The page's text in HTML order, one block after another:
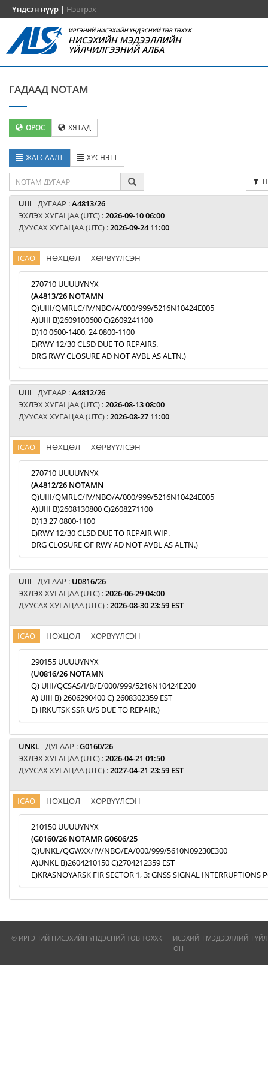
Үндсэн нүүр | Нэвтрэх
ИРГЭНИЙ НИСЭХИЙН ҮНДЭСНИЙ ТӨВ ТӨХХК
НИСЭХИЙН МЭДЭЭЛЛИЙН
ҮЙЛЧИЛГЭЭНИЙ АЛБА
ГАДААД NOTAM
ОРОС ХЯТАД
ЖАГСААЛТ ХҮСНЭГТ
UIII ДУГААР :A4813/26
ЭХЛЭХ ХУГАЦАА (UTC) :2026-09-10 06:00
ДУУСАХ ХУГАЦАА (UTC) :2026-09-24 11:00
ICAO НӨХЦӨЛ ХӨРВҮҮЛСЭН
270710 UUUUYNYX
(A4813/26 NOTAMN
Q)UIII/QMRLC/IV/NBO/A/000/999/5216N10424E005
A)UIII B)2609100600 C)2609241100
D)10 0600-1400, 24 0800-1100
E)RWY 12/30 CLSD DUE TO REPAIRS.
DRG RWY CLOSURE AD NOT AVBL AS ALTN.)
UIII ДУГААР :A4812/26
ЭХЛЭХ ХУГАЦАА (UTC) :2026-08-13 08:00
ДУУСАХ ХУГАЦАА (UTC) :2026-08-27 11:00
ICAO НӨХЦӨЛ ХӨРВҮҮЛСЭН
270710 UUUUYNYX
(A4812/26 NOTAMN
Q)UIII/QMRLC/IV/NBO/A/000/999/5216N10424E005
A)UIII B)2608130800 C)2608271100
D)13 27 0800-1100
E)RWY 12/30 CLSD DUE TO REPAIR WIP.
DRG CLOSURE OF RWY AD NOT AVBL AS ALTN.)
UIII ДУГААР : U0816/26
ЭХЛЭХ ХУГАЦАА (UTC) :2026-06-29 04:00
ДУУСАХ ХУГАЦАА (UTC) :2026-08-30 23:59 EST
ICAO НӨХЦӨЛ ХӨРВҮҮЛСЭН
290155 UUUUYNYX
(U0816/26 NOTAMN
Q) UIII/QCSAS/I/B/E/000/999/5216N10424E200
A) UIII B) 2606290400 C) 2608302359 EST
E) IRKUTSK SSR U/S DUE TO REPAIR.)
UNKL ДУГААР :G0160/26
ЭХЛЭХ ХУГАЦАА (UTC) :2026-04-21 01:50
ДУУСАХ ХУГАЦАА (UTC) :2027-04-21 23:59 EST
ICAO НӨХЦӨЛ ХӨРВҮҮЛСЭН
210150 UUUUYNYX
(G0160/26 NOTAMR G0606/25
Q)UNKL/QGWXX/IV/NBO/EA/000/999/5610N09230E300
A)UNKL B)2604210150 C)2704212359 EST
E)KRASNOYARSK FIR SECTOR 1, 3: GNSS SIGNAL INTERRUPTIONS
© ИРГЭНИЙ НИСЭХИЙН ҮНДЭСНИЙ ТӨВ ТӨХХК - НИСЭХИЙН МЭДЭЭЛЛИЙН
ОН